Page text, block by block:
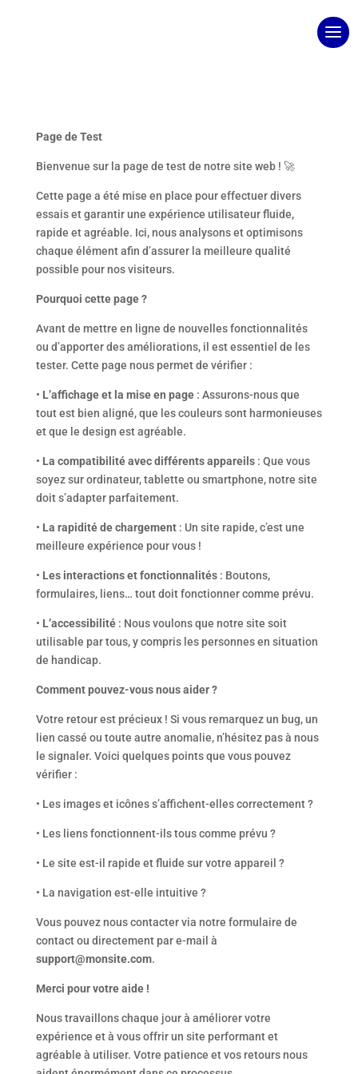
Page de Test
Bienvenue sur la page de test de notre site web ! 🚀
Cette page a été mise en place pour effectuer divers
essais et garantir une expérience utilisateur fluide,
rapide et agréable. Ici, nous analysons et optimisons
chaque élément afin d’assurer la meilleure qualité
possible pour nos visiteurs.
Pourquoi cette page ?
Avant de mettre en ligne de nouvelles fonctionnalités
ou d’apporter des améliorations, il est essentiel de les
tester. Cette page nous permet de vérifier :
• L’affichage et la mise en page: Assurons-nous que
tout est bien aligné, que les couleurs sont harmonieuses
et que le design est agréable.
• La compatibilité avec différents appareils: Que vous
soyez sur ordinateur, tablette ou smartphone, notre site
doit s’adapter parfaitement.
• La rapidité de chargement: Un site rapide, c’est une
meilleure expérience pour vous !
• Les interactions et fonctionnalités: Boutons,
formulaires, liens… tout doit fonctionner comme prévu.
• L’accessibilité: Nous voulons que notre site soit
utilisable par tous, y compris les personnes en situation
de handicap.
Comment pouvez-vous nous aider ?
Votre retour est précieux ! Si vous remarquez un bug, un
lien cassé ou toute autre anomalie, n’hésitez pas à nous
le signaler. Voici quelques points que vous pouvez
vérifier :
• Les images et icônes s’affichent-elles correctement ?
• Les liens fonctionnent-ils tous comme prévu ?
• Le site est-il rapide et fluide sur votre appareil ?
• La navigation est-elle intuitive ?
Vous pouvez nous contacter via notre formulaire de
contact ou directement par e-mail à
support@monsite.com.
Merci pour votre aide !
Nous travaillons chaque jour à améliorer votre
expérience et à vous offrir un site performant et
agréable à utiliser. Votre patience et vos retours nous